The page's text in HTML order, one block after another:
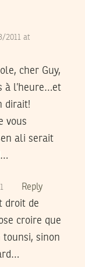
2011 at
cher Guy,
à l’heure…et
dirait!
vous
ali serait
Reply
droit de
croire que
tounsi, sinon